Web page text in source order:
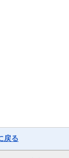
戻る